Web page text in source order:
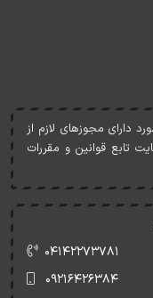
دارای مجوزهای لازم از
تابع قوانين و مقررات
۰۴۱۴۲۲۷۳۷۸۱
۰۹۲۱۶۴۲۶۳۸۴